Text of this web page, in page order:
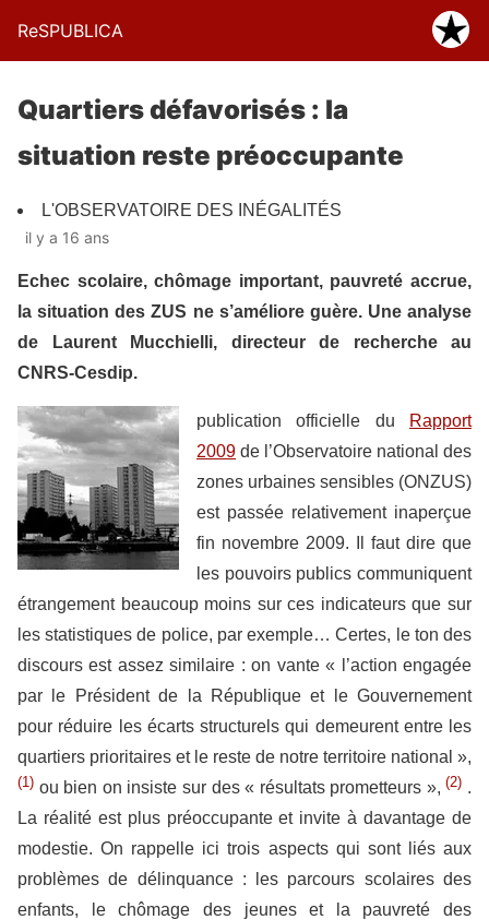
ReSPUBLICA
Quartiers défavorisés : la
situation reste préoccupante
L'OBSERVATOIRE DES INÉGALITÉS
il y a 16 ans
Echec scolaire, chômage important, pauvreté accrue,
la situation des ZUS ne s’améliore guère. Une analyse
de Laurent Mucchielli, directeur de recherche au
CNRS-Cesdip.
publication officielle du
Rapport
2009 de l’Observatoire national des
zones urbaines sensibles (ONZUS)
est passée relativement inaperçue
fin novembre 2009. Il faut dire que
les pouvoirs publics communiquent
étrangement beaucoup moins sur ces indicateurs que sur
les statistiques de police, par exemple… Certes, le ton des
discours est assez similaire : on vante « l’action engagée
par le Président de la République et le Gouvernement
pour réduire les écarts structurels qui demeurent entre les
quartiers prioritaires et le reste de notre territoire national »,
(1) ou bien on insiste sur des « résultats prometteurs »,(2) .
La réalité est plus préoccupante et invite à davantage de
modestie. On rappelle ici trois aspects qui sont liés aux
problèmes de délinquance : les parcours scolaires des
enfants, le chômage des jeunes et la pauvreté des